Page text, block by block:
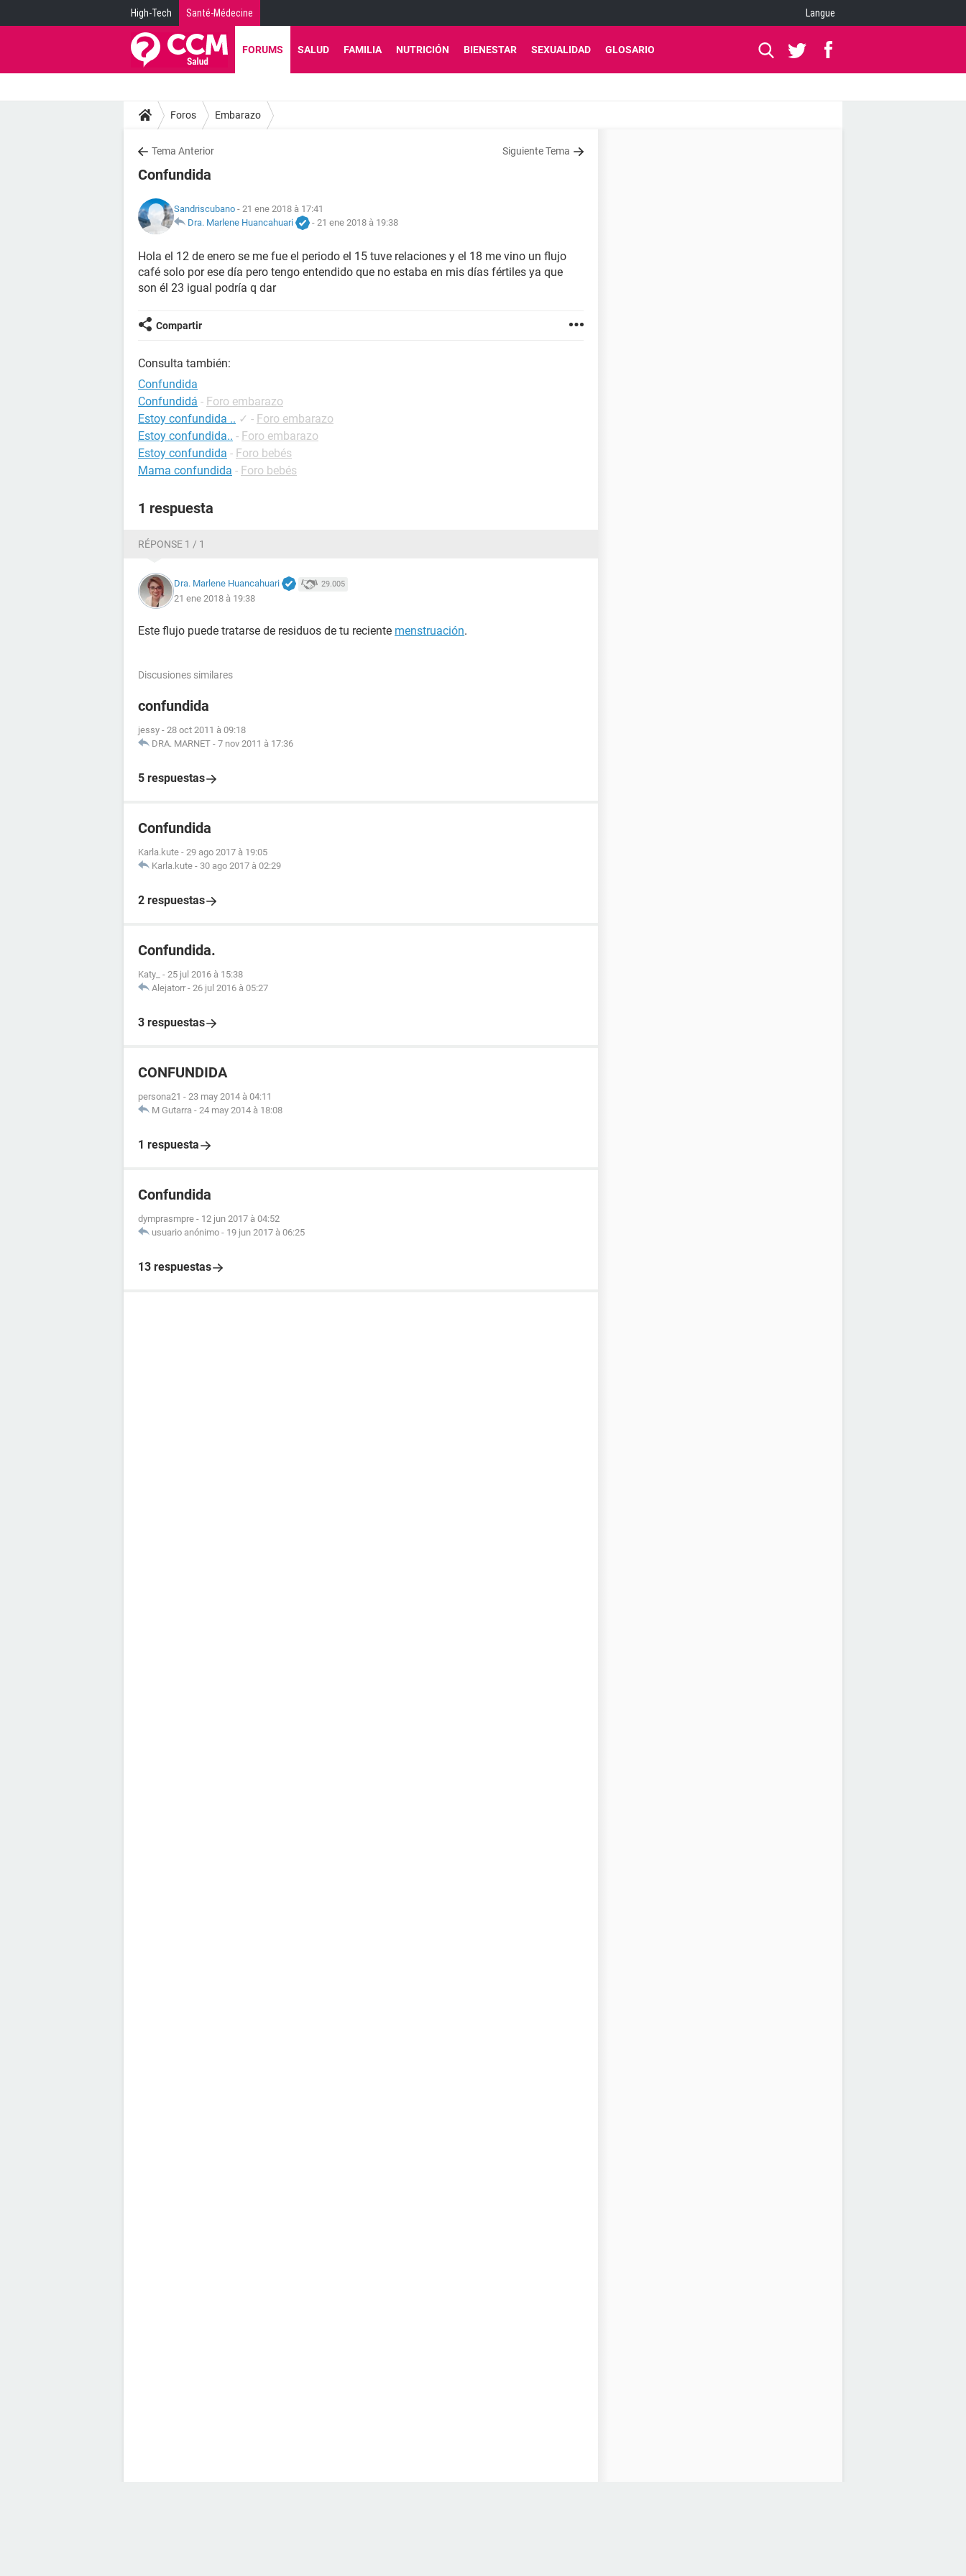
High-Tech Santé-Médecine Langue
FORUMS SALUD FAMILIA NUTRICIÓN BIENESTAR SEXUALIDAD GLOSARIO
Foros Embarazo
Tema Anterior Siguiente Tema
Confundida
Sandriscubano - 21 ene 2018 à 17:41
Dra. Marlene Huancahuari
- 21 ene 2018 à 19:38
Hola el 12 de enero se me fue el periodo el 15 tuve relaciones y el 18 me vino un flujo
café solo por ese día pero tengo entendido que no estaba en mis días fértiles ya que
son él 23 igual podría q dar
Compartir
Consulta también:
Confundida
Confundidá - Foro embarazo
Estoy confundida .. ✓ - Foro embarazo
Estoy confundida.. - Foro embarazo
Estoy confundida - Foro bebés
Mama confundida - Foro bebés
1 respuesta
RÉPONSE 1 / 1
Dra. Marlene Huancahuari 29.005
21 ene 2018 à 19:38
Este flujo puede tratarse de residuos de tu reciente menstruación.
Discusiones similares
confundida
jessy - 28 oct 2011 à 09:18
DRA. MARNET - 7 nov 2011 à 17:36
5 respuestas
Confundida
Karla.kute - 29 ago 2017 à 19:05
Karla.kute - 30 ago 2017 à 02:29
2 respuestas
Confundida.
Katy_ - 25 jul 2016 à 15:38
Alejatorr - 26 jul 2016 à 05:27
3 respuestas
CONFUNDIDA
persona21 - 23 may 2014 à 04:11
M Gutarra - 24 may 2014 à 18:08
1 respuesta
Confundida
dymprasmpre - 12 jun 2017 à 04:52
usuario anónimo - 19 jun 2017 à 06:25
13 respuestas